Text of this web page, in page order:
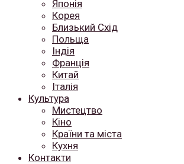
Японія
Корея
Близький Схід
Польща
Індія
Франція
Китай
Італія
Культура
Мистецтво
Кіно
Країни та міста
Кухня
Контакти